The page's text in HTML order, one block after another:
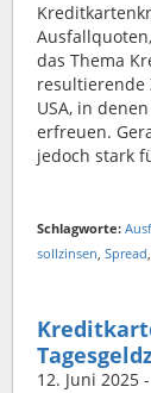
das Thema
resultierende
USA, in
erfreuen.
jedoch stark
Schlagworte:
sollzinsen, Spread,
12. Juni 2025